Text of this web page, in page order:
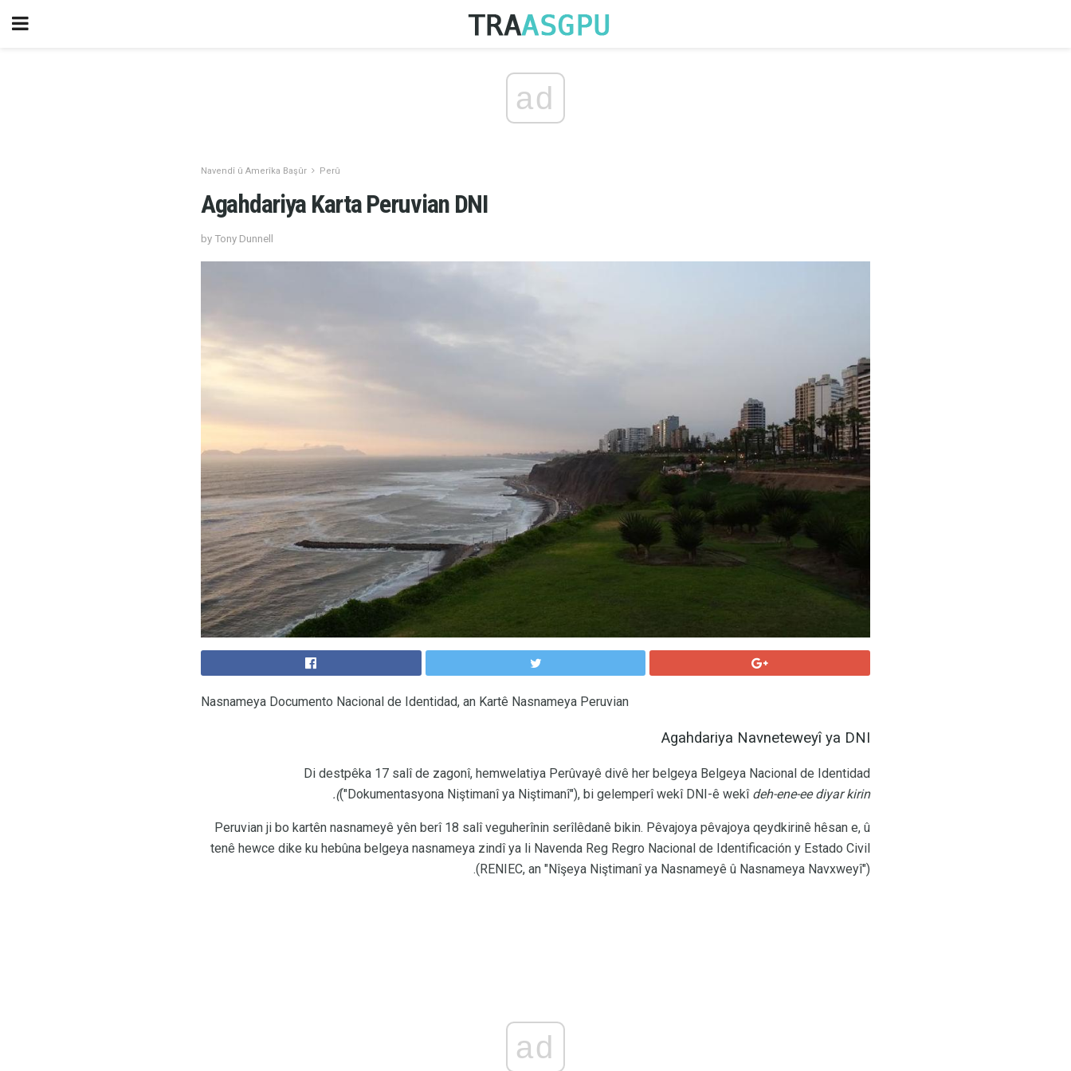
ad
Navendî û Amerîka Başûr Perû
Agahdariya Karta Peruvian DNI
by Tony Dunnell
Nasnameya Documento Nacional de Identidad, an Kartê Nasnameya Peruvian
Agahdariya Navneteweyî ya DNI
Di destpêka 17 salî de zagonî, hemwelatiya Perûvayê divê her belgeya Belgeya Nacional de Identidad
("Dokumentasyona Niştimanî ya Niştimanî"), bi gelemperî wekî DNI-ê wekî deh-ene-ee diyar kirin).
Peruvian ji bo kartên nasnameyê yên berî 18 salî veguherînin serîlêdanê bikin. Pêvajoya pêvajoya qeydkirinê hêsan e, û
tenê hewce dike ku hebûna belgeya nasnameya zindî ya li Navenda Reg Regro Nacional de Identificación y Estado Civil
(RENIEC, an "Nîşeya Niştimanî ya Nasnameyê û Nasnameya Navxweyî").
ad